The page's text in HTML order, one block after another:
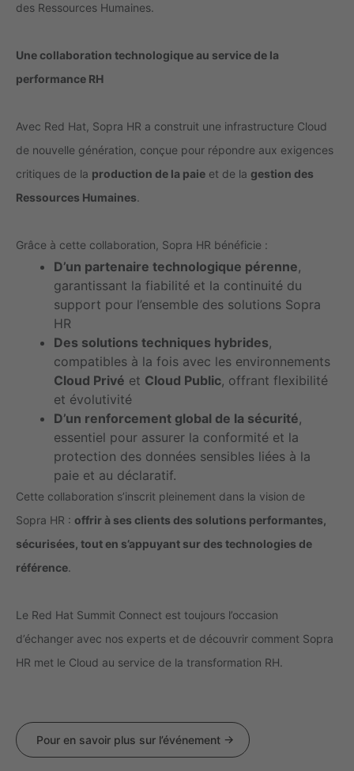
des Ressources Humaines.
Une collaboration technologique au service de la
performance RH
Avec Red Hat, Sopra HR a construit une infrastructure Cloud
de nouvelle génération, conçue pour répondre aux exigences
critiques de la production de la paie et de la gestion des
Ressources Humaines.
Grâce à cette collaboration, Sopra HR bénéficie :
D’un partenaire technologique pérenne,
garantissant la fiabilité et la continuité du
support pour l’ensemble des solutions Sopra
HR
Des solutions techniques hybrides,
compatibles à la fois avec les environnements
Cloud Privé et Cloud Public, offrant flexibilité
et évolutivité
D’un renforcement global de la sécurité,
essentiel pour assurer la conformité et la
protection des données sensibles liées à la
paie et au déclaratif.
Cette collaboration s’inscrit pleinement dans la vision de
Sopra HR : offrir à ses clients des solutions performantes,
sécurisées, tout en s’appuyant sur des technologies de
référence.
Le Red Hat Summit Connect est toujours l’occasion
d’échanger avec nos experts et de découvrir comment Sopra
HR met le Cloud au service de la transformation RH.
Pour en savoir plus sur l’événement